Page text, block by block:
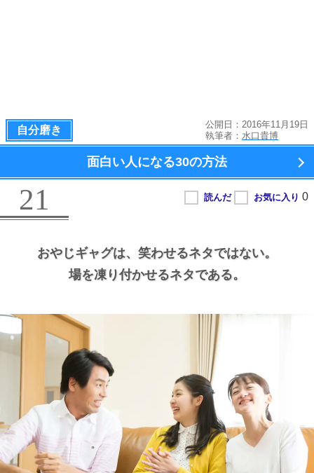
自分磨き
公開日：2016年11月19日
執筆者： 水口貴博
面白い人になる30の方法
21
おやじギャグは、 笑わせるネタではない。
場を凍り付かせるネタである。